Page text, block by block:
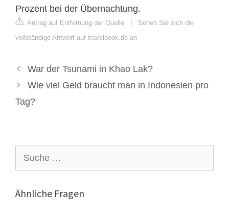
Prozent bei der Übernachtung.
Antrag auf Entfernung der Quelle | Sehen Sie sich die
vollständige Antwort auf travelbook.de an
War der Tsunami in Khao Lak?
Wie viel Geld braucht man in Indonesien pro
Tag?
nach:
Ähnliche Fragen